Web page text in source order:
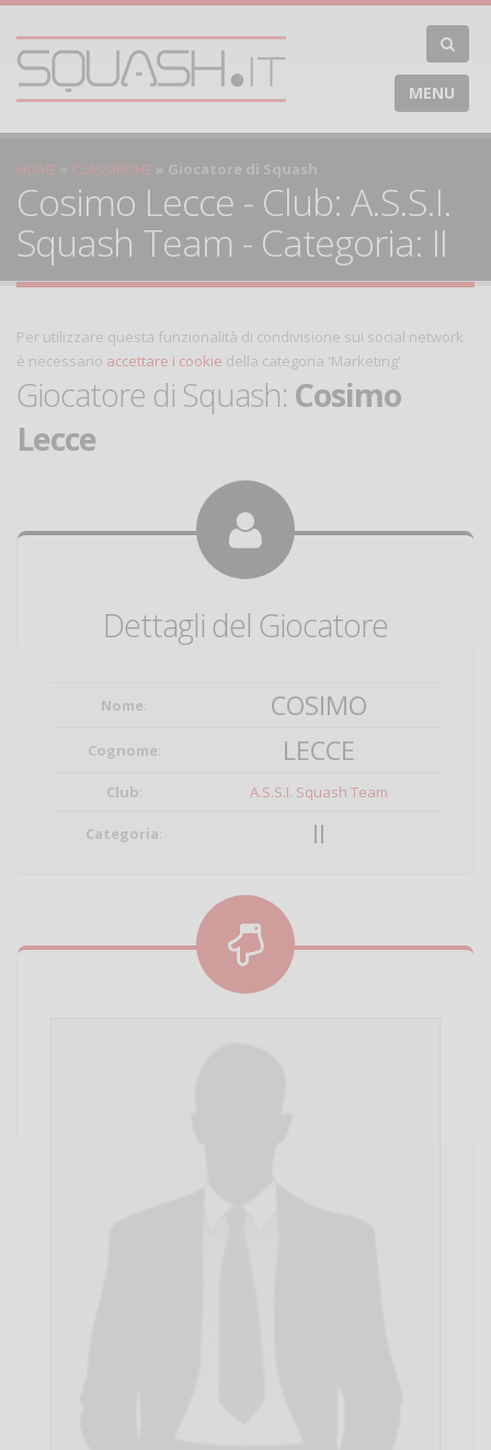
MENU
HOME CLASSIFICHE Giocatore di Squash
Cosimo Lecce - Club: A.S.S.I.
Squash Team - Categoria: II
Per utilizzare questa funzionalità di condivisione sui social network
è necessario accettare i cookie della categoria 'Marketing'
Giocatore di Squash: Cosimo
Lecce
Dettagli del Giocatore
Nome: COSIMO
Cognome: LECCE
Club: A.S.S.I. Squash Team
Categoria: II